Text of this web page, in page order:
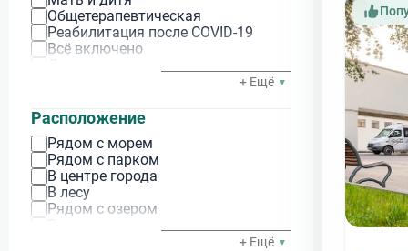
Ейск
Северный Кавказ
Ингушетия
Нальчик
Карачаево-Черкессия
Теберда
Дагестан
Махачкала
Стоматология
Урология
Эндокринная система
Общетерапевтическая
Реабилитация после COVID-19
Всё включено
Мужское здоровье
Check-Up (диагностическая)
Программа выходного дня
+ Ещё
Расположение
Рядом с морем
Рядом с парком
В центре города
В лесу
Рядом с озером
+ Ещё